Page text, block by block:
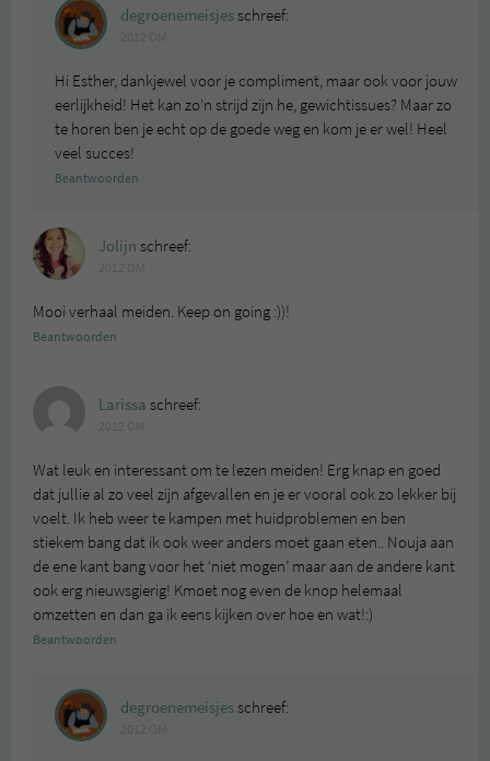
degroenemeisjesschreef:
Hi Esther, dankjewel voor je compliment, maar ook voor jouw
eerlijkheid! Het kan zo’n strijd zijn he, gewichtissues? Maar zo
te horen ben je echt op de goede weg en kom je er wel! Heel
veel succes!
Beantwoorden
Jolijn schreef:
Mooi verhaal meiden. Keep on going :))!
Beantwoorden
Larissa schreef:
Wat leuk en interessant om te lezen meiden! Erg knap en goed
dat jullie al zo veel zijn afgevallen en je er vooral ook zo lekker bij
voelt. Ik heb weer te kampen met huidproblemen en ben
stiekem bang dat ik ook weer anders moet gaan eten.. Nouja aan
de ene kant bang voor het ‘niet mogen’ maar aan de andere kant
ook erg nieuwsgierig! Kmoet nog even de knop helemaal
omzetten en dan ga ik eens kijken over hoe en wat!:)
Beantwoorden
degroenemeisjesschreef: